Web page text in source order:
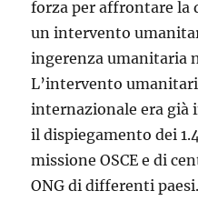
forza per affrontare la
un intervento
ingerenza umanitaria
L’intervento
internazionale era già
il dispiegamento dei
missione OSCE e di
ONG di differenti